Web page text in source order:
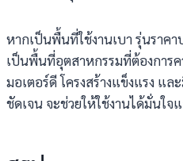
หากเป็นพื้นที่ใช้งานเบา รุ่นราค
เป็นพื้นที่อุตสาหกรรมที่ต้องการ
มอเตอร์ดี โครงสร้างแข็งแรง แ
ชัดเจน จะช่วยให้ใช้งานได้มั่นใจ